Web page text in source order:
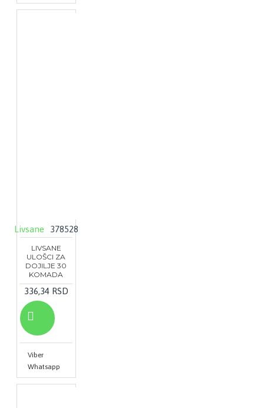
Livsane 378528
LIVSANE
ULOŠCI ZA
DOJILJE 30
KOMADA
336,34 RSD
Viber
Whatsapp